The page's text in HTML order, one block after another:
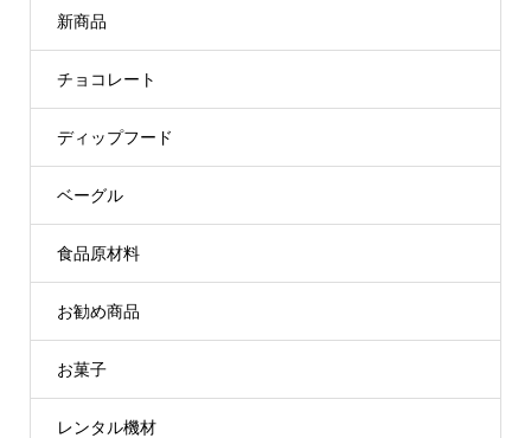
新商品
チョコレート
ディップフード
ベーグル
食品原材料
お勧め商品
お菓子
レンタル機材